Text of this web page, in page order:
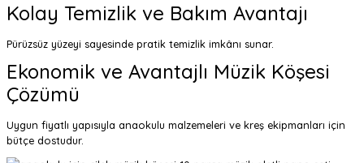
Kolay Temizlik ve Bakım Avantajı
Pürüzsüz yüzeyi sayesinde pratik temizlik imkânı sunar.
Ekonomik ve Avantajlı Müzik Köşesi
Çözümü
Uygun fiyatlı yapısıyla anaokulu malzemeleri ve kreş ekipmanları için
bütçe dostudur.